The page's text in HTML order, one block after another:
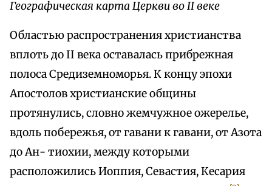
Географическая карта Церкви во II веке
Областью распространения христианства
вплоть до II века оставалась прибрежная
полоса Средиземноморья. К концу эпохи
Апостолов христианские общины
протянулись, словно жемчужное ожерелье,
вдоль побережья, от гавани к гавани, от Азота
до Ан- тиохии, между которыми
расположились Иоппия, Севастия, Кесария